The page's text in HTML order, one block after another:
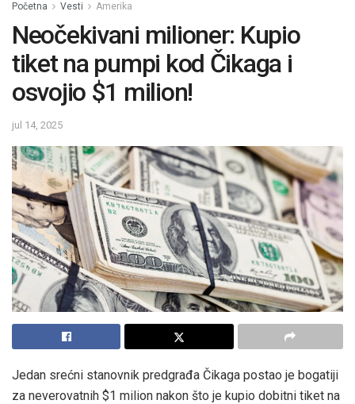
Početna Vesti Amerika
Neočekivani milioner: Kupio
tiket na pumpi kod Čikaga i
osvojio $1 milion!
jul 14, 2025
Jedan srećni stanovnik predgrađa Čikaga postao je bogatiji
za neverovatnih $1 milion nakon što je kupio dobitni tiket na